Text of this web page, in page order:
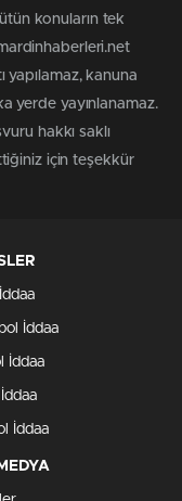
konuların tek
yapılamaz, kanuna
yerde yayınlanamaz.
hakkı saklı
için teşekkür
İddaa
İddaa
İddaa